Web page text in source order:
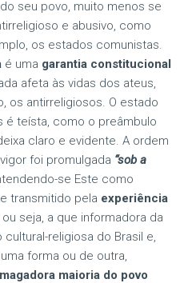
seu povo, muito menos se
e abusivo, como
os estados comunistas.
é uma garantia constitucional
afeta às vidas dos ateus,
os antirreligiosos. O estado
é teísta, como o preâmbulo
claro e evidente. A ordem
foi promulgada “sob a
se Este como
transmitido pela experiência
ou seja, a que informadora da
religiosa do Brasil e,
forma ou de outra,
maioria do povo